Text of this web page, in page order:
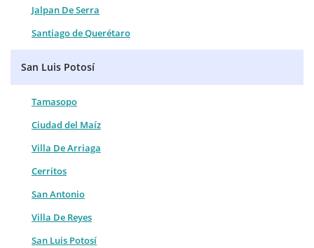
Jalpan De Serra
Santiago de Querétaro
San Luis Potosí
Tamasopo
Ciudad del Maíz
Villa De Arriaga
Cerritos
San Antonio
Villa De Reyes
San Luis Potosí